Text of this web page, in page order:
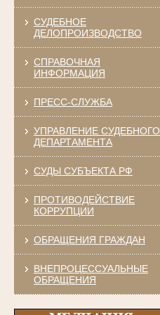
СУДЕБНОЕ
ДЕЛОПРОИЗВОДСТВО
СПРАВОЧНАЯ
ИНФОРМАЦИЯ
ПРЕСС-СЛУЖБА
УПРАВЛЕНИЕ СУДЕБНОГО
ДЕПАРТАМЕНТА
СУДЫ СУБЪЕКТА РФ
ПРОТИВОДЕЙСТВИЕ
КОРРУПЦИИ
ОБРАЩЕНИЯ ГРАЖДАН
ВНЕПРОЦЕССУАЛЬНЫЕ
ОБРАЩЕНИЯ